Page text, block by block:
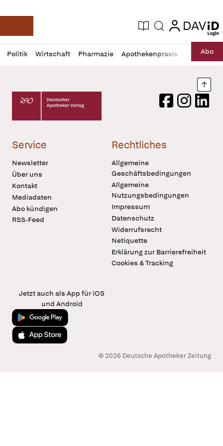
Deutsche Apotheker Zeitung
Aktuelle Ausgabe
Suche login
login
Politik Wirtschaft Pharmazie Apothekenpraxis RechtAbo
Profil
öffnen
Daz
Pur
Deutscher Apotheker Verlag Logo
FacebookInstagram
Service
Newsletter
Über uns
Kontakt
Mediadaten
Abo kündigen
RSS-Feed
Rechtliches
Allgemeine
Geschäftsbedingungen
Allgemeine
Nutzungsbedingungen
Impressum
Datenschutz
Widerrufsrecht
Netiquette
Erklärung zur Barrierefreiheit
Cookies & Tracking
Jetzt auch als App für iOS
und Android
Jetzt bei Google Play
Laden im App Store
© 2026 Deutsche Apotheker Zeitung